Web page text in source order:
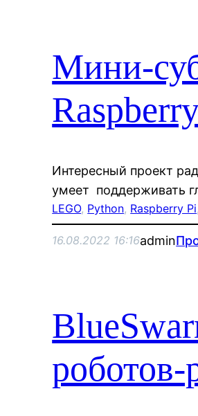
Мини-
Интересный проект
умеет поддерживать
LEGO, Python, Raspberry Pi
16.08.2022 16:16admin